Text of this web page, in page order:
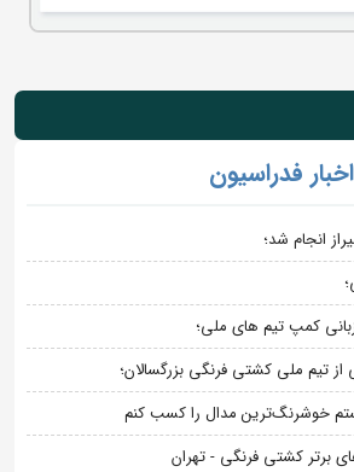
فدراسیون
انجام شد؛
تیم ملی کشتی فرنگی بزرگسالان؛
خوشرنگ‌ترین مدال را کسب کنم
برتر کشتی فرنگی - تهران